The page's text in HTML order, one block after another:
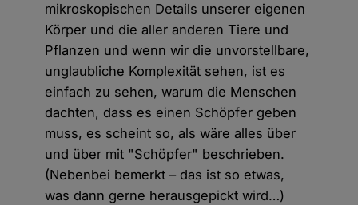
mikroskopischen Details unserer eigenen
Körper und die aller anderen Tiere und
Pflanzen und wenn wir die unvorstellbare,
unglaubliche Komplexität sehen, ist es
einfach zu sehen, warum die Menschen
dachten, dass es einen Schöpfer geben
muss, es scheint so, als wäre alles über
und über mit "Schöpfer" beschrieben.
(Nebenbei bemerkt – das ist so etwas,
was dann gerne herausgepickt wird…)